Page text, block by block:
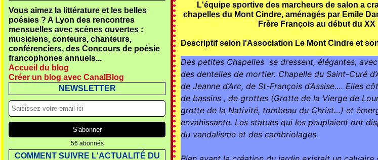
Vous aimez la littérature et les belles
poésies ? A Lyon des rencontres
mensuelles avec scènes ouvertes :
musiciens, conteurs, chanteurs,
conférenciers, des Concours de poésie
francophones annuels...
Accueil du blog
Créer un blog avec CanalBlog
NEWSLETTER
56 abonnés
COMMENT SUIVRE L'ACTUALITÉ DU
L'équipe sportive des marcheurs de salon a
chapelles du Mont Cindre, aménagés par Emile
Frère François au début du XX
Descriptif selon l'Association Le Mont Cindre et
Des petites Chapelles  se dressent, élégantes,
des dentelles de mortier. Chapelle du Saint-Curé
de Jeanne d’Arc, de St-François d’Assise…. Elles
de bassins , de grottes (Grotte de la Vierge de
grotte de la Nativité, tombeau du Christ…) et
envahissante. Les statues qui les peuplaient ont
du vandalisme et des cambriolages.